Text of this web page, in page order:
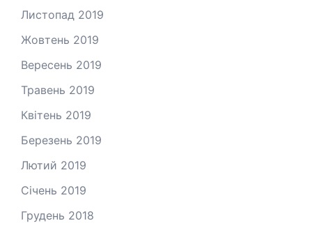
Листопад 2019
Жовтень 2019
Вересень 2019
Травень 2019
Квітень 2019
Березень 2019
Лютий 2019
Січень 2019
Грудень 2018